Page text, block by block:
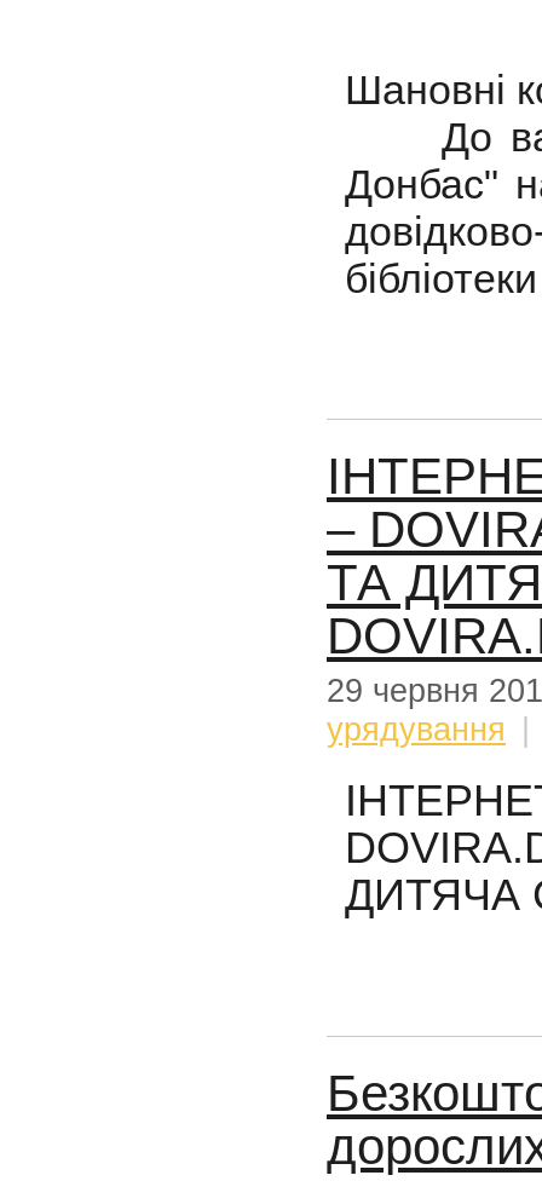
Шановні
До
Донбас"
бібліотеки
–
ТА
29 червня
урядування
ДИТЯЧА